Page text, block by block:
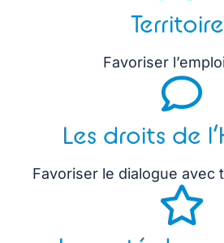
Favoriser
Les droits de
Favoriser le dialogue avec